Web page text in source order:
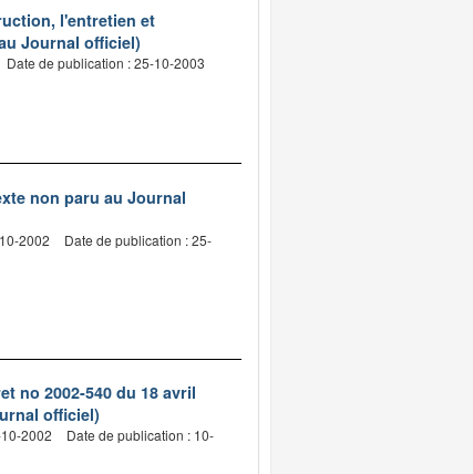
l'entretien et
Journal officiel)
Date de publication : 25-10-2003
non paru au Journal
2002
Date de publication : 25-
no 2002-540 du 18 avril
officiel)
2002
Date de publication : 10-